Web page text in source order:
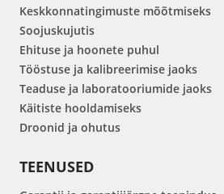
Keskkonnatingimuste mõõtmiseks
Soojuskujutis
Ehituse ja hoonete puhul
Tööstuse ja kalibreerimise jaoks
Teaduse ja laboratooriumide jaoks
Käitiste hooldamiseks
Droonid ja ohutus
TEENUSED